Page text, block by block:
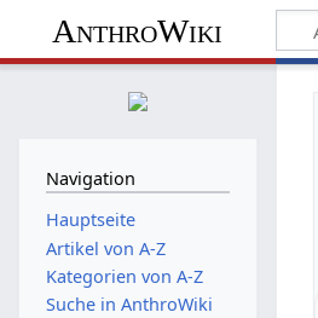
AnthroWiki
Navigation
Hauptseite
Artikel von A-Z
Kategorien von A-Z
Suche in AnthroWiki